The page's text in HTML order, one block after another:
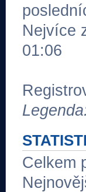
Nejvíce
01:06
Celkem